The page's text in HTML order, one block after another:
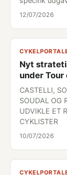
12/07/2026
Nyt
under Tour
CASTELLI,
SOUDAL OG
UDVIKLE ET
CYKLISTER
10/07/2026